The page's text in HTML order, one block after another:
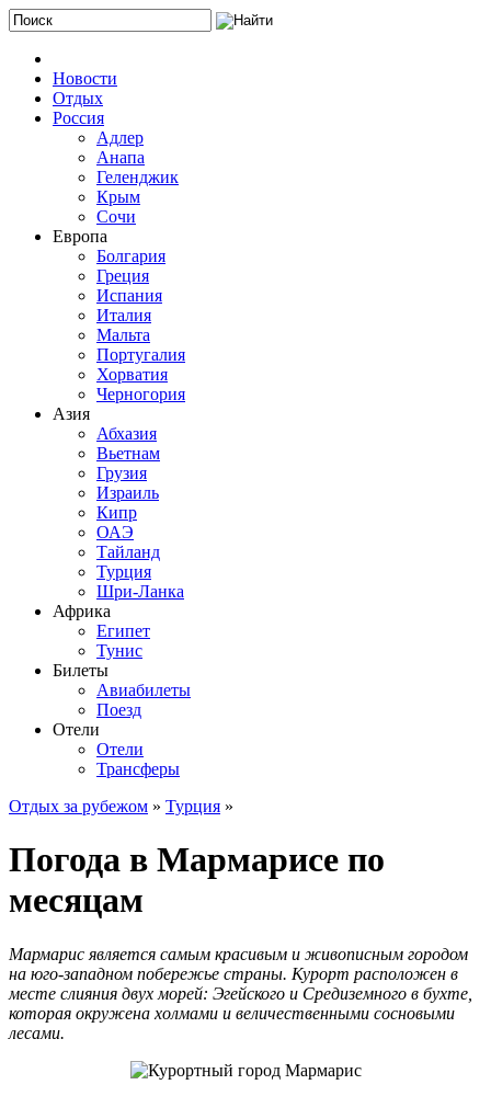
Новости
Отдых
Россия
Адлер
Анапа
Геленджик
Крым
Сочи
Европа
Болгария
Греция
Испания
Италия
Мальта
Португалия
Хорватия
Черногория
Азия
Абхазия
Вьетнам
Грузия
Израиль
Кипр
ОАЭ
Тайланд
Турция
Шри-Ланка
Африка
Египет
Тунис
Билеты
Авиабилеты
Поезд
Отели
Отели
Трансферы
Отдых за рубежом » Турция »
Погода в Мармарисе по
месяцам
Мармарис является самым красивым и живописным городом
на юго-западном побережье страны. Курорт расположен в
месте слияния двух морей: Эгейского и Средиземного в бухте,
которая окружена холмами и величественными сосновыми
лесами.